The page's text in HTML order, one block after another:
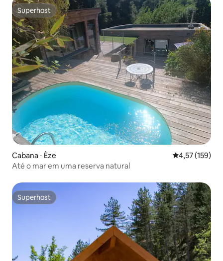
Superhost
Superhost
Cabana ⋅ Èze 4,57 de uma
4,57 (159)
Até o mar em uma reserva natural
Superhost
Superhost